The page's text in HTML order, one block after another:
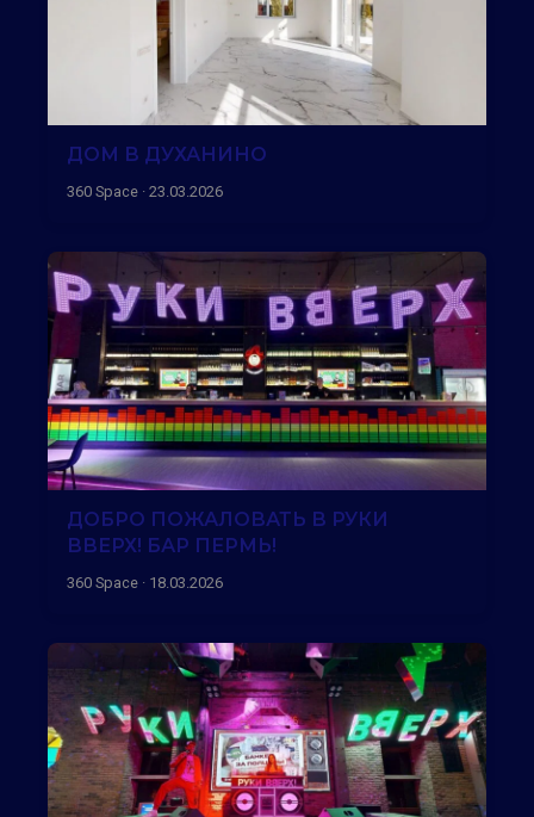
ДОМ В ДУХАНИНО
360 Space · 23.03.2026
ДОБРО ПОЖАЛОВАТЬ В РУКИ
ВВЕРХ! БАР ПЕРМЬ!
360 Space · 18.03.2026